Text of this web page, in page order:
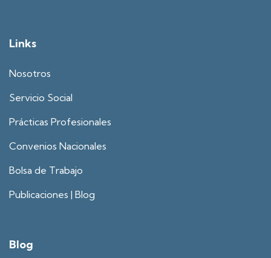
Links
Nosotros
Servicio Social
Prácticas Profesionales
Convenios Nacionales
Bolsa de Trabajo
Publicaciones | Blog
Blog